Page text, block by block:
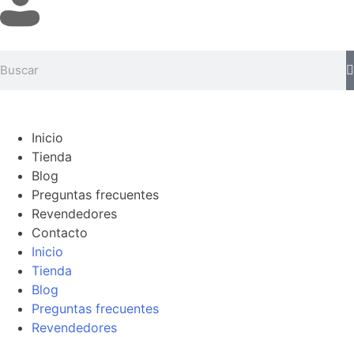
Inicio
Tienda
Blog
Preguntas frecuentes
Revendedores
Contacto
Inicio
Tienda
Blog
Preguntas frecuentes
Revendedores